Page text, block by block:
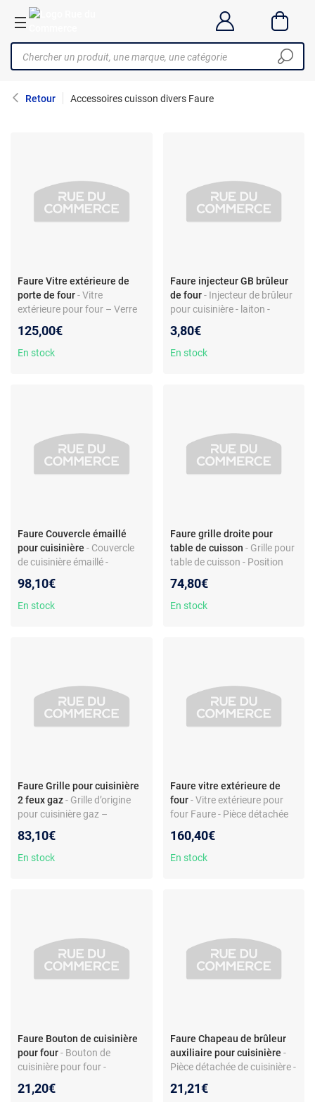
Retour Accessoires cuisson divers Faure
Faure Vitre extérieure de
porte de four- Vitre
extérieure pour four – Verre
pyrolyse – Pour modèles
Faure FOB481N et autres
125,00€
En stock
Faure injecteur GB brûleur
de four - Injecteur de brûleur
pour cuisinière - laiton -
compatible Faure CGC4009
3,80€
En stock
Faure Couvercle émaillé
pour cuisinière - Couvercle
de cuisinière émaillé -
FCG565GW - Finition blanche
98,10€
En stock
Faure grille droite pour
table de cuisson - Grille pour
table de cuisson - Position
Electrolux - Référence
3428117026
74,80€
En stock
Faure Grille pour cuisinière
2 feux gaz- Grille d’origine
pour cuisinière gaz –
CMP6084X et séries –
Référence 94300130803
83,10€
En stock
Faure vitre extérieure de
four - Vitre extérieure pour
four Faure - Pièce détachée
CFC717W - Verre blanc
160,40€
En stock
Faure Bouton de cuisinière
pour four- Bouton de
cuisinière pour four -
CGL528W et séries -
21,20€
Faure Chapeau de brûleur
auxiliaire pour cuisinière -
Pièce détachée de cuisinière -
- Compatible modèles Faure
21,21€